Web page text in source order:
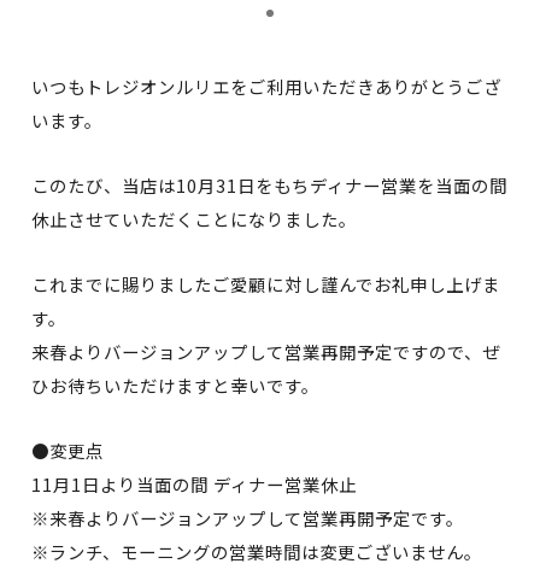
いつもトレジオンルリエをご利用いただきありがとうござ
います。
このたび、当店は10月31日をもちディナー営業を当面の間
休止させていただくことになりました。
これまでに賜りましたご愛顧に対し謹んでお礼申し上げま
す。
来春よりバージョンアップして営業再開予定ですので、ぜ
ひお待ちいただけますと幸いです。
●変更点
11月1日より当面の間 ディナー営業休止
※来春よりバージョンアップして営業再開予定です。
※ランチ、モーニングの営業時間は変更ございません。